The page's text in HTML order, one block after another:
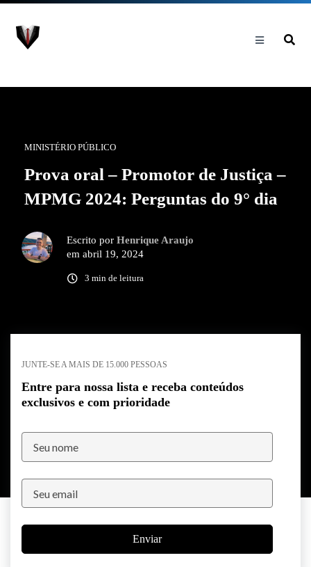
MINISTÉRIO PÚBLICO
Prova oral – Promotor de Justiça –
MPMG 2024: Perguntas do 9° dia
Escrito por Henrique Araujo
em abril 19, 2024
3 min de leitura
JUNTE-SE A MAIS DE 15.000 PESSOAS
Entre para nossa lista e receba conteúdos
exclusivos e com prioridade
Enviar